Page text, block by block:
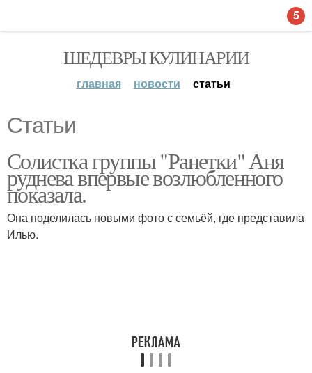
ШЕДЕВРЫ КУЛИНАРИИ
главная новости статьи
Статьи
Солистка группы "Ранетки" Аня
руднева впервые возлюбленного
показала.
Она поделилась новыми фото с семьёй, где представила
Илью.
5